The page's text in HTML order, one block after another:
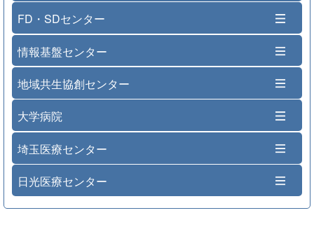
FD・SDセンター
情報基盤センター
地域共生協創センター
大学病院
埼玉医療センター
日光医療センター